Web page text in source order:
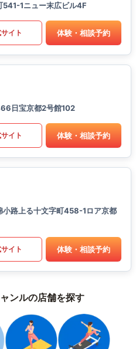
541-1ニュー末広ビル4F
イト 体験・相談予約
日宝京都2号館102
イト 体験・相談予約
小路上る十文字町458-1ロア京都
イト 体験・相談予約
ンルの店舗を探す